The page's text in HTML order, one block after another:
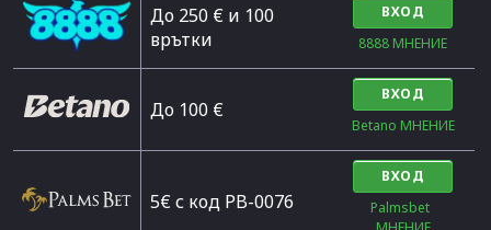
До 250 € и 100
врътки
ВХОД
8888 МНЕНИЕ
Дo 100 €
ВХОД
Betano МНЕНИЕ
5€ с код PB-0076
ВХОД
Palmsbet